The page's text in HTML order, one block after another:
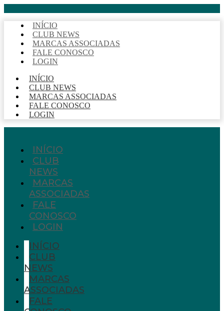
INÍCIO
CLUB NEWS
MARCAS ASSOCIADAS
FALE CONOSCO
LOGIN
INÍCIO
CLUB NEWS
MARCAS ASSOCIADAS
FALE CONOSCO
LOGIN
INÍCIO
CLUB
NEWS
MARCAS
ASSOCIADAS
FALE
CONOSCO
LOGIN
INÍCIO
CLUB
NEWS
MARCAS
ASSOCIADAS
FALE